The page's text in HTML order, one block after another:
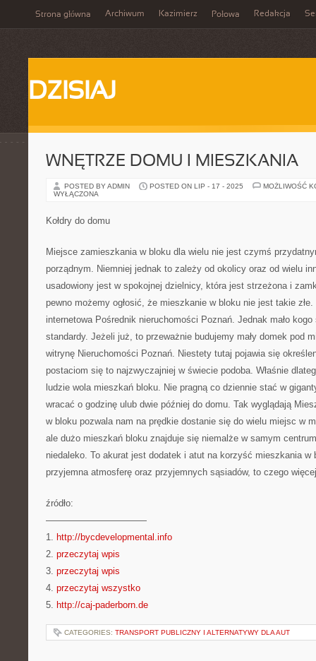
Strona główna Archiwum Kazimierz Połowa Redakcja
DZISIAJ
WNĘTRZE DOMU I MIESZKANIA
POSTED BY ADMIN POSTED ON LIP - 17 - 2025
MOŻLIWOŚĆ
WYŁĄCZONA
Kołdry do domu
Miejsce zamieszkania w bloku dla wielu nie jest czymś
porządnym. Niemniej jednak to zależy od okolicy oraz od wielu
usadowiony jest w spokojnej dzielnicy, która jest strzeżona i
pewno możemy ogłosić, że mieszkanie w bloku nie jest takie
internetowa Pośrednik nieruchomości Poznań. Jednak mało
standardy. Jeżeli już, to przeważnie budujemy mały domek pod
witrynę Nieruchomości Poznań. Niestety tutaj pojawia się
postaciom się to najzwyczajniej w świecie podoba. Właśnie
ludzie wola mieszkań bloku. Nie pragną co dziennie stać w
wracać o godzinę ulub dwie później do domu. Tak wyglądają
w bloku pozwala nam na prędkie dostanie się do wielu miejsc w
ale dużo mieszkań bloku znajduje się niemalże w samym
niedaleko. To akurat jest dodatek i atut na korzyść mieszkania w
przyjemna atmosferę oraz przyjemnych sąsiadów, to czego
źródło:
———————————
1. http://bycdevelopmental.info
2. przeczytaj wpis
3. przeczytaj wpis
4. przeczytaj wszystko
5. http://caj-paderborn.de
CATEGORIES: TRANSPORT PUBLICZNY I ALTERNATYWY DLA AUT